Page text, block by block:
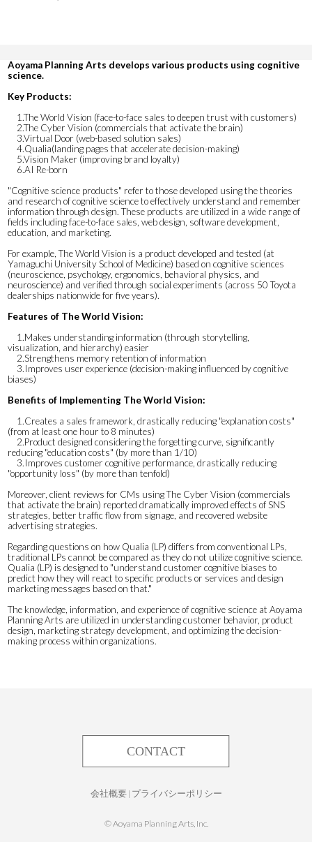
Aoyama Planning Arts develops various products using cognitive
science.
Key Products:
1.The World Vision (face-to-face sales to deepen trust with customers)
2.The Cyber Vision (commercials that activate the brain)
3.Virtual Door (web-based solution sales)
4.Qualia(landing pages that accelerate decision-making)
5.Vision Maker (improving brand loyalty)
6.AI Re-born
"Cognitive science products" refer to those developed using the theories
and research of cognitive science to effectively understand and remember
information through design. These products are utilized in a wide range of
fields including face-to-face sales, web design, software development,
education, and marketing.
For example, The World Vision is a product developed and tested (at
Yamaguchi University School of Medicine) based on cognitive sciences
(neuroscience, psychology, ergonomics, behavioral physics, and
neuroscience) and verified through social experiments (across 50 Toyota
dealerships nationwide for five years).
Features of The World Vision:
1.Makes understanding information (through storytelling,
visualization, and hierarchy) easier
2.Strengthens memory retention of information
3.Improves user experience (decision-making influenced by cognitive
biases)
Benefits of Implementing The World Vision:
1.Creates a sales framework, drastically reducing "explanation costs"
(from at least one hour to 8 minutes)
2.Product designed considering the forgetting curve, significantly
reducing "education costs" (by more than 1/10)
3.Improves customer cognitive performance, drastically reducing
"opportunity loss" (by more than tenfold)
Moreover, client reviews for CMs using The Cyber Vision (commercials
that activate the brain) reported dramatically improved effects of SNS
strategies, better traffic flow from signage, and recovered website
advertising strategies.
Regarding questions on how Qualia (LP) differs from conventional LPs,
traditional LPs cannot be compared as they do not utilize cognitive science.
Qualia (LP) is designed to "understand customer cognitive biases to
predict how they will react to specific products or services and design
marketing messages based on that."
The knowledge, information, and experience of cognitive science at Aoyama
Planning Arts are utilized in understanding customer behavior, product
design, marketing strategy development, and optimizing the decision-
making process within organizations.
CONTACT
会社概要| プライバシーポリシー
©︎ Aoyama Planning Arts, Inc.